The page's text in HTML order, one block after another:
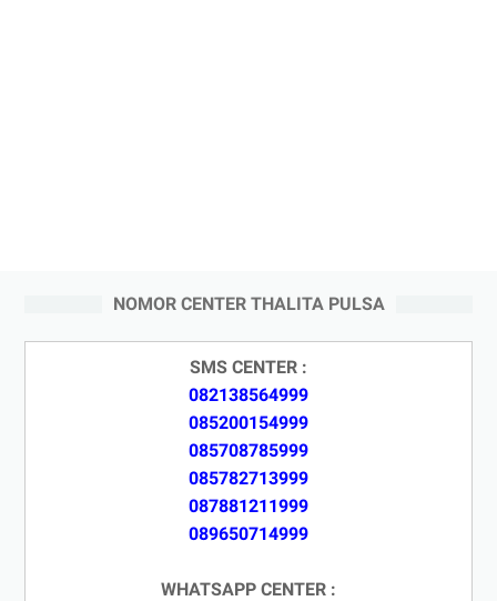
NOMOR CENTER THALITA PULSA
SMS CENTER :
082138564999
085200154999
085708785999
085782713999
087881211999
089650714999
WHATSAPP CENTER :